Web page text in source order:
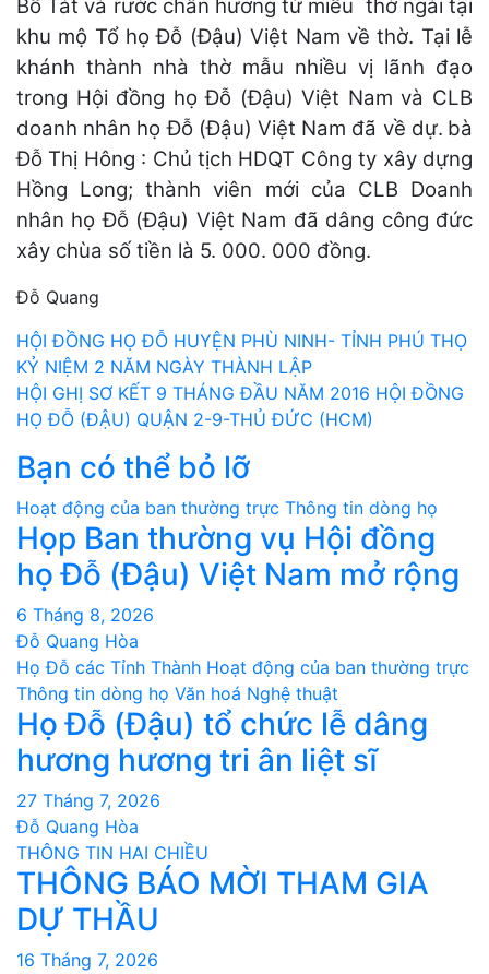
Bồ Tát và rước chân hương từ miếu thờ ngài tại
khu mộ Tổ họ Đỗ (Đậu) Việt Nam về thờ. Tại lễ
khánh thành nhà thờ mẫu nhiều vị lãnh đạo
trong Hội đồng họ Đỗ (Đậu) Việt Nam và CLB
doanh nhân họ Đỗ (Đậu) Việt Nam đã về dự. bà
Đỗ Thị Hông : Chủ tịch HDQT Công ty xây dựng
Hồng Long; thành viên mới của CLB Doanh
nhân họ Đỗ (Đậu) Việt Nam đã dâng công đức
xây chùa số tiền là 5. 000. 000 đồng.
Đỗ Quang
Điều
hướng
bài
viết
HỘI ĐỒNG HỌ ĐỖ HUYỆN PHÙ NINH- TỈNH PHÚ THỌ
KỶ NIỆM 2 NĂM NGÀY THÀNH LẬP
HỘI GHỊ SƠ KẾT 9 THÁNG ĐẦU NĂM 2016 HỘI ĐỒNG
HỌ ĐỖ (ĐẬU) QUẬN 2-9-THỦ ĐỨC (HCM)
Bạn có thể bỏ lỡ
Hoạt động của ban thường trực Thông tin dòng họ
Họp Ban thường vụ Hội đồng
họ Đỗ (Đậu) Việt Nam mở rộng
6 Tháng 8, 2026
Đỗ Quang Hòa
Họ Đỗ các Tỉnh Thành Hoạt động của ban thường trực
Thông tin dòng họ Văn hoá Nghệ thuật
Họ Đỗ (Đậu) tổ chức lễ dâng
hương hương tri ân liệt sĩ
27 Tháng 7, 2026
Đỗ Quang Hòa
THÔNG TIN HAI CHIỀU
THÔNG BÁO MỜI THAM GIA
DỰ THẦU
16 Tháng 7, 2026